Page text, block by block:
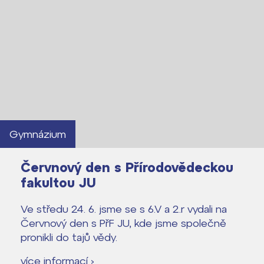
Gymnázium
Červnový den s Přírodovědeckou
fakultou JU
Ve středu 24. 6. jsme se s 6.V a 2.r vydali na
Červnový den s PřF JU, kde jsme společně
pronikli do tajů vědy.
více informací ›
Lidé často hledají
Proč se stát žákem ZŠ ČAG